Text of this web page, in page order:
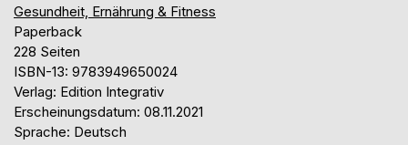
Gesundheit, Ernährung & Fitness
Paperback
228 Seiten
ISBN-13: 9783949650024
Verlag: Edition Integrativ
Erscheinungsdatum: 08.11.2021
Sprache: Deutsch